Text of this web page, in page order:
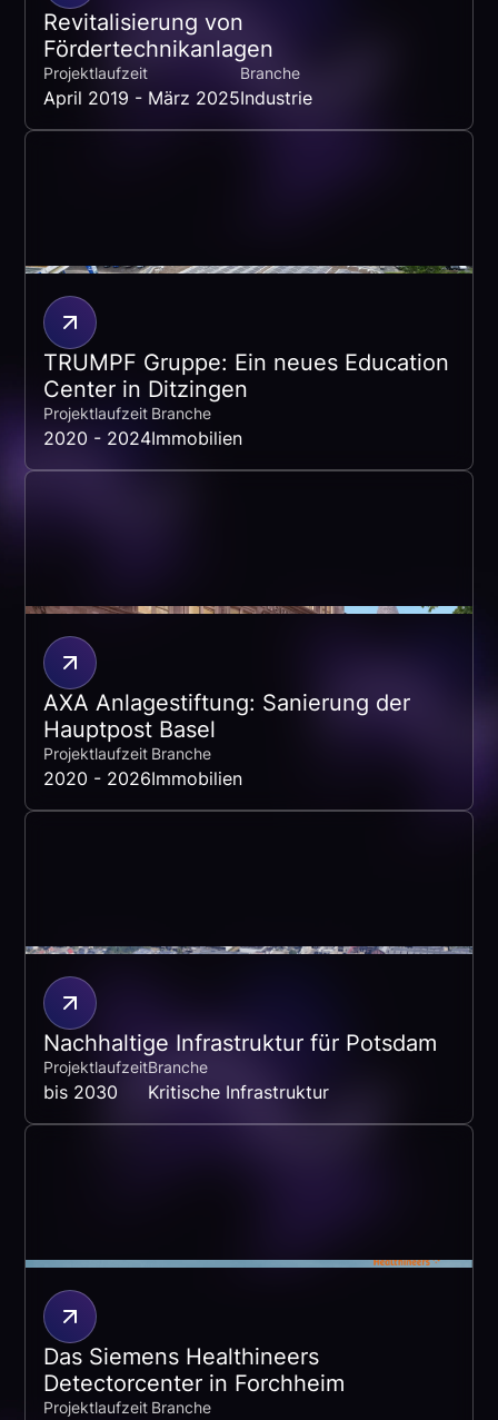
Revitalisierung von
Fördertechnikanlagen
Projektlaufzeit
April 2019 - März 2025
Branche
Industrie
TRUMPF Gruppe: Ein neues Education
Center in Ditzingen
Projektlaufzeit
2020 - 2024
Branche
Immobilien
AXA Anlagestiftung: Sanierung der
Hauptpost Basel
Projektlaufzeit
2020 - 2026
Branche
Immobilien
Nachhaltige Infrastruktur für Potsdam
Projektlaufzeit
bis 2030
Branche
Kritische Infrastruktur
Das Siemens Healthineers
Detectorcenter in Forchheim
Projektlaufzeit Branche